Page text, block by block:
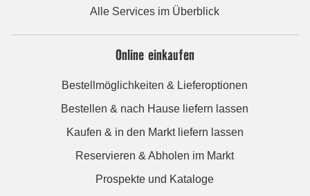
Alle Services im Überblick
Online einkaufen
Bestellmöglichkeiten & Lieferoptionen
Bestellen & nach Hause liefern lassen
Kaufen & in den Markt liefern lassen
Reservieren & Abholen im Markt
Prospekte und Kataloge